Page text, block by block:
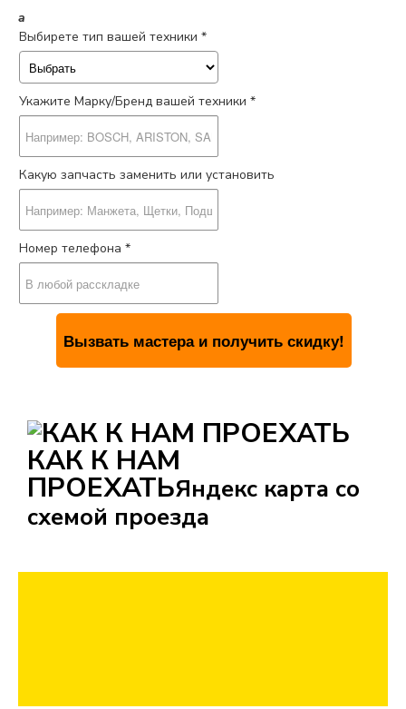
a
Выбирете тип вашей техники *
Укажите Марку/Бренд вашей техники *
Какую запчасть заменить или установить
Номер телефона *
КАК К НАМ
ПРОЕХАТЬЯндекс карта со
схемой проезда